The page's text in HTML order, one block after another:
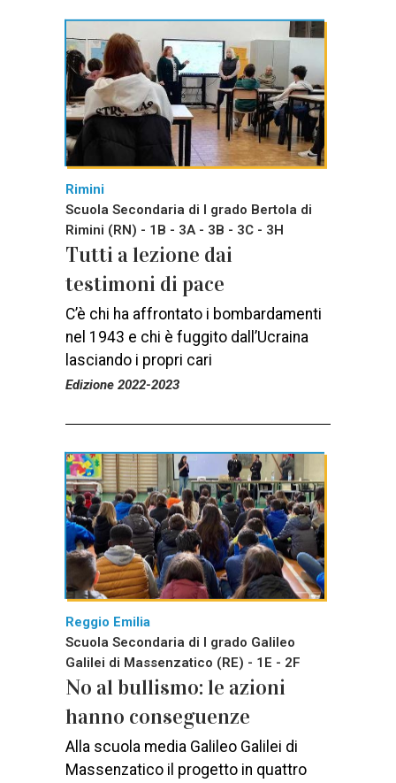
Rimini
Scuola Secondaria di I grado Bertola di
Rimini (RN) - 1B - 3A - 3B - 3C - 3H
Tutti a lezione dai
testimoni di pace
C’è chi ha affrontato i bombardamenti
nel 1943 e chi è fuggito dall’Ucraina
lasciando i propri cari
Edizione 2022-2023
Reggio Emilia
Scuola Secondaria di I grado Galileo
Galilei di Massenzatico (RE) - 1E - 2F
No al bullismo: le azioni
hanno conseguenze
Alla scuola media Galileo Galilei di
Massenzatico il progetto in quattro